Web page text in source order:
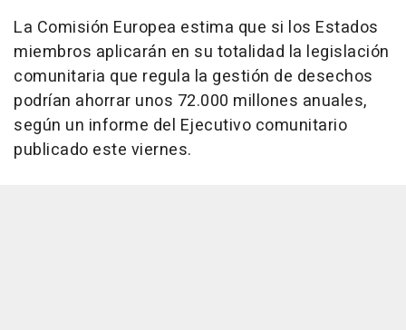
La Comisión Europea estima que si los Estados
miembros aplicarán en su totalidad la legislación
comunitaria que regula la gestión de desechos
podrían ahorrar unos 72.000 millones anuales,
según un informe del Ejecutivo comunitario
publicado este viernes.